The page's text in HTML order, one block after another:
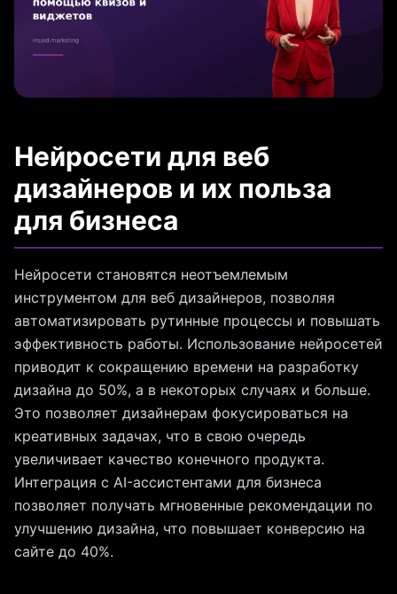
Нейросети для веб
дизайнеров и их польза
для бизнеса
Нейросети становятся неотъемлемым
инструментом для веб дизайнеров, позволяя
автоматизировать рутинные процессы и повышать
эффективность работы. Использование нейросетей
приводит к сокращению времени на разработку
дизайна до 50%, а в некоторых случаях и больше.
Это позволяет дизайнерам фокусироваться на
креативных задачах, что в свою очередь
увеличивает качество конечного продукта.
Интеграция с AI-ассистентами для бизнеса
позволяет получать мгновенные рекомендации по
улучшению дизайна, что повышает конверсию на
сайте до 40%.